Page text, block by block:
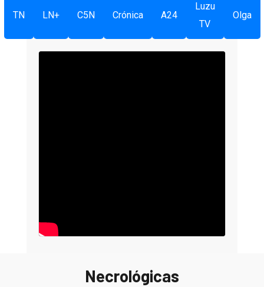
TN LN+ C5N Crónica A24
Luzu
TV
Olga
Necrológicas